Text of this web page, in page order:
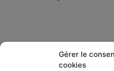
Gérer le
cookies